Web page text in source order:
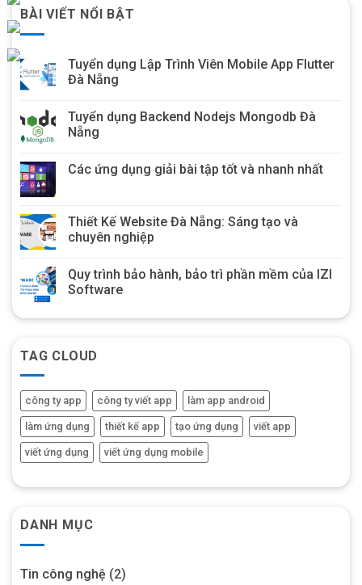
BÀI VIẾT NỔI BẬT
Tuyển dụng Lập Trình Viên Mobile App Flutter
Đà Nẵng
Tuyển dụng Backend Nodejs Mongodb Đà
Nẵng
Các ứng dụng giải bài tập tốt và nhanh nhất
Thiết Kế Website Đà Nẵng: Sáng tạo và
chuyên nghiệp
Quy trình bảo hành, bảo trì phần mềm của IZI
Software
TAG CLOUD
công ty app công ty viết app làm app android
làm ứng dụng thiết kế app tạo ứng dụng viết app
viết ứng dụng viết ứng dụng mobile
DANH MỤC
Tin công nghệ (2)